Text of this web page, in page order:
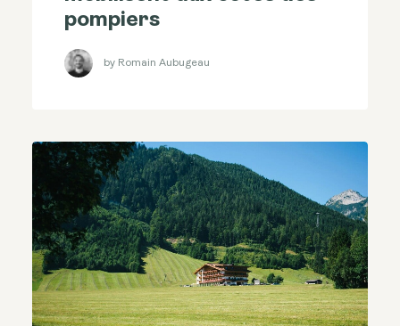
pompiers
by Romain Aubugeau